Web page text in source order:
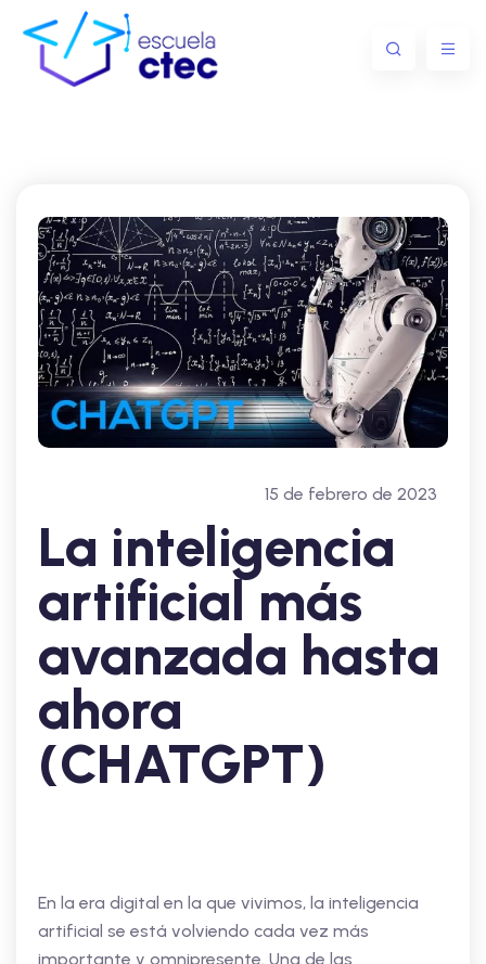
15 de febrero de 2023
La inteligencia
artificial más
avanzada hasta
ahora
(CHATGPT)
En la era digital en la que vivimos, la inteligencia
artificial se está volviendo cada vez más
importante y omnipresente. Una de las